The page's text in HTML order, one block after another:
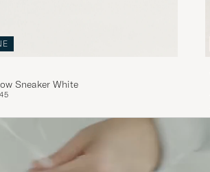
Sneaker White
45